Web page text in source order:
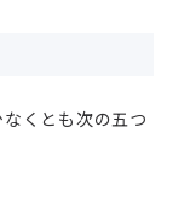
くとも次の五つ